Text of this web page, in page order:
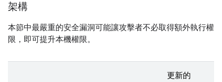
架構
本節中最嚴重的安全漏洞可能讓攻擊者不必取得額外執行權
限，即可提升本機權限。
更新的